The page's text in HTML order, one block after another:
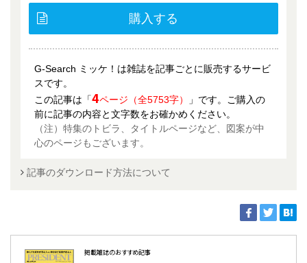
購入する
G-Search ミッケ！は雑誌を記事ごとに販売するサービ
スです。
この記事は「4ページ（全5753字）
」です。ご購入の
前に記事の内容と文字数をお確かめください。
（注）特集のトビラ、タイトルページなど、図案が中
心のページもございます。
記事のダウンロード方法について
掲載雑誌のおすすめ記事